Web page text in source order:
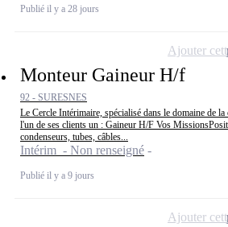
Publié il y a 28 jours
Monteur Gaineur H/f
92 - SURESNES
Le Cercle Intérimaire, spécialisé dans le domaine de
l'un de ses clients un : Gaineur H/F Vos
condenseurs, tubes, câbles...
Intérim - Non renseigné
Publié il y a 9 jours
Ajouter
Ajouter